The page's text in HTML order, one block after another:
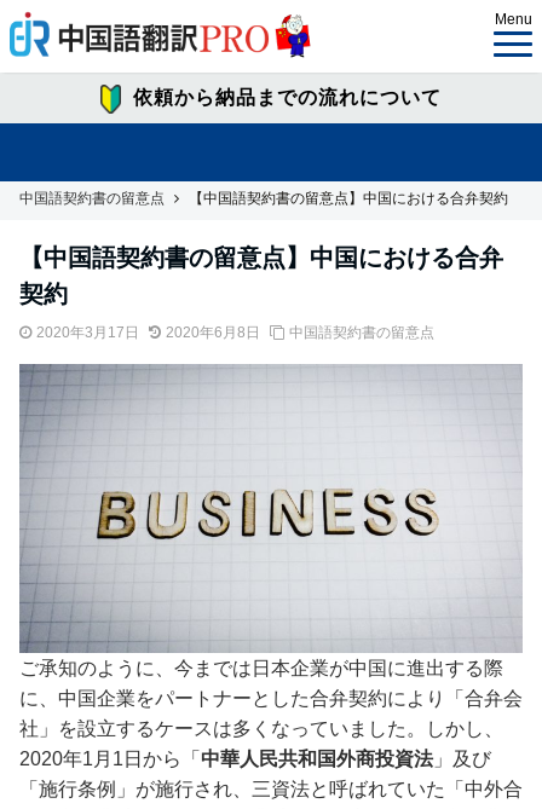
Menu
依頼から納品までの流れについて
中国語契約書の留意点 【中国語契約書の留意点】中国における合弁契約
【中国語契約書の留意点】中国における合弁
契約
2020年3月17日 2020年6月8日 中国語契約書の留意点
ご承知のように、今までは日本企業が中国に進出する際
に、中国企業をパートナーとした合弁契約により「合弁会
社」を設立するケースは多くなっていました。しかし、
2020年1月1日から「 中華人民共和国外商投資法」及び
「施行条例」が施行され、三資法と呼ばれていた「中外合